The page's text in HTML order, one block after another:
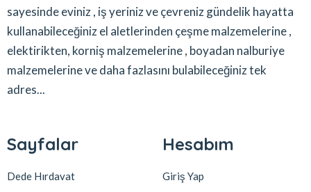
sayesinde eviniz , iş yeriniz ve çevreniz gündelik hayatta
kullanabileceğiniz el aletlerinden çeşme malzemelerine ,
elektirikten, korniş malzemelerine , boyadan nalburiye
malzemelerine ve daha fazlasını bulabileceğiniz tek
adres...
Sayfalar
Dede Hırdavat
Hesabım
Giriş Yap